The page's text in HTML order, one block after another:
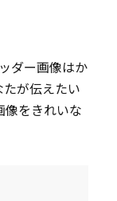
ダー画像はか
たが伝えたい
像をきれいな